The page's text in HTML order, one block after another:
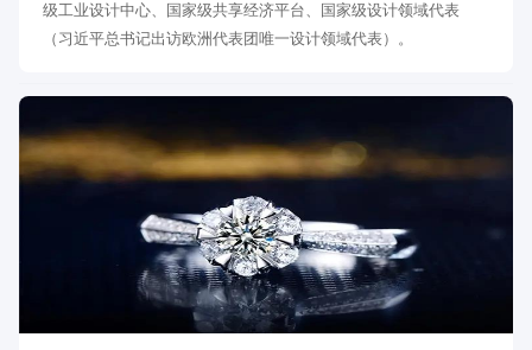
级工业设计中心、国家级共享经济平台、国家级设计领域代表
（习近平总书记出访欧洲代表团唯一设计领域代表）。